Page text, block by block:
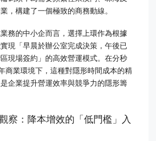
，構建了一個極致的商務動線。
務的中小企而言，選擇上環作為根據
現「早晨於辦公室完成決策，午後已
現場簽約」的高效營運模式。在分秒
商業環境下，這種對隱形時間成本的精
企業提升營運效率與競爭力的隱形籌
察：降本增效的「低門檻」入